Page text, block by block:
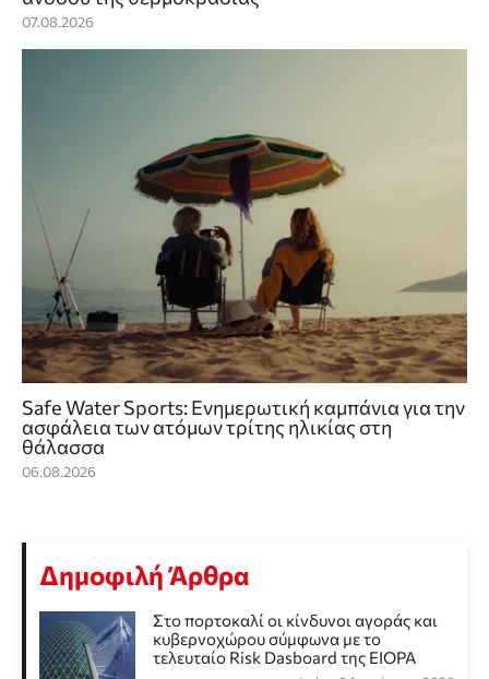
07.08.2026
Safe Water Sports: Eνημερωτική καμπάνια για την
ασφάλεια των ατόμων τρίτης ηλικίας στη
θάλασσα
06.08.2026
Δημοφιλή Άρθρα
Στο πορτοκαλί οι κίνδυνοι αγοράς και
κυβερνοχώρου σύμφωνα με το
τελευταίο Risk Dasboard της EIOPA